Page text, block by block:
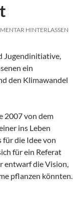
HINTERLASSEN
Jugendinitiative,
ein
den Klimawandel
2007 von dem
ins Leben
für die Idee von
für ein Referat
entwarf die Vision,
pflanzen könnten.